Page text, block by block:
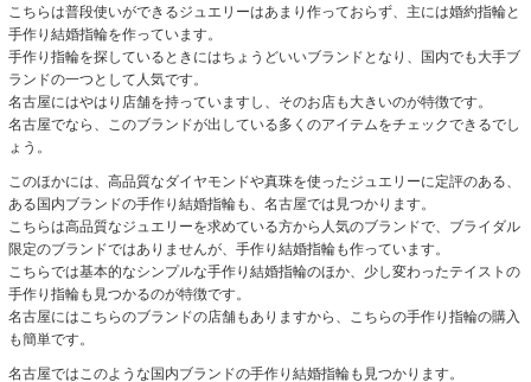
こちらは普段使いができるジュエリーはあまり作っておらず、主には婚約指輪と
手作り結婚指輪を作っています。
手作り指輪を探しているときにはちょうどいいブランドとなり、国内でも大手ブ
ランドの一つとして人気です。
名古屋にはやはり店舗を持っていますし、そのお店も大きいのが特徴です。
名古屋でなら、このブランドが出している多くのアイテムをチェックできるでし
ょう。
このほかには、高品質なダイヤモンドや真珠を使ったジュエリーに定評のある、
ある国内ブランドの手作り結婚指輪も、名古屋では見つかります。
こちらは高品質なジュエリーを求めている方から人気のブランドで、ブライダル
限定のブランドではありませんが、手作り結婚指輪も作っています。
こちらでは基本的なシンプルな手作り結婚指輪のほか、少し変わったテイストの
手作り指輪も見つかるのが特徴です。
名古屋にはこちらのブランドの店舗もありますから、こちらの手作り指輪の購入
も簡単です。
名古屋ではこのような国内ブランドの手作り結婚指輪も見つかります。